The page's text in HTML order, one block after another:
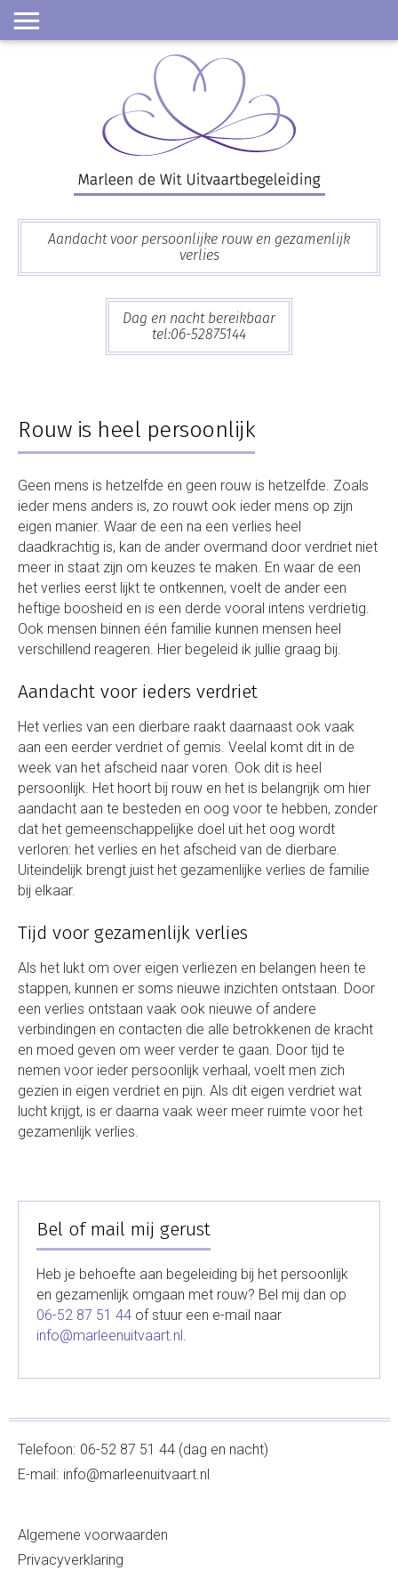
Skip
Aandacht voor persoonlijke rouw en gezamenlijk
verlies
Dag en nacht bereikbaar
tel:06-52875144
Rouw is heel persoonlijk
Geen mens is hetzelfde en geen rouw is hetzelfde. Zoals
ieder mens anders is, zo rouwt ook ieder mens op zijn
eigen manier. Waar de een na een verlies heel
daadkrachtig is, kan de ander overmand door verdriet niet
meer in staat zijn om keuzes te maken. En waar de een
het verlies eerst lijkt te ontkennen, voelt de ander een
heftige boosheid en is een derde vooral intens verdrietig.
Ook mensen binnen één familie kunnen mensen heel
verschillend reageren. Hier begeleid ik jullie graag bij.
Aandacht voor ieders verdriet
Het verlies van een dierbare raakt daarnaast ook vaak
aan een eerder verdriet of gemis. Veelal komt dit in de
week van het afscheid naar voren. Ook dit is heel
persoonlijk. Het hoort bij rouw en het is belangrijk om hier
aandacht aan te besteden en oog voor te hebben, zonder
dat het gemeenschappelijke doel uit het oog wordt
verloren: het verlies en het afscheid van de dierbare.
Uiteindelijk brengt juist het gezamenlijke verlies de familie
bij elkaar.
Tijd voor gezamenlijk verlies
Als het lukt om over eigen verliezen en belangen heen te
stappen, kunnen er soms nieuwe inzichten ontstaan. Door
een verlies ontstaan vaak ook nieuwe of andere
verbindingen en contacten die alle betrokkenen de kracht
en moed geven om weer verder te gaan. Door tijd te
nemen voor ieder persoonlijk verhaal, voelt men zich
gezien in eigen verdriet en pijn. Als dit eigen verdriet wat
lucht krijgt, is er daarna vaak weer meer ruimte voor het
gezamenlijk verlies.
Bel of mail mij gerust
Heb je behoefte aan begeleiding bij het persoonlijk
en gezamenlijk omgaan met rouw? Bel mij dan op
06-52 87 51 44 of stuur een e-mail naar
info@marleenuitvaart.nl.
Telefoon: 06-52 87 51 44 (dag en nacht)
E-mail: info@marleenuitvaart.nl
Algemene voorwaarden
Privacyverklaring